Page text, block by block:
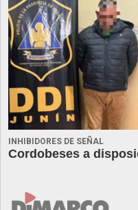
INHIBIDORES DE SEÑAL
Cordobeses a